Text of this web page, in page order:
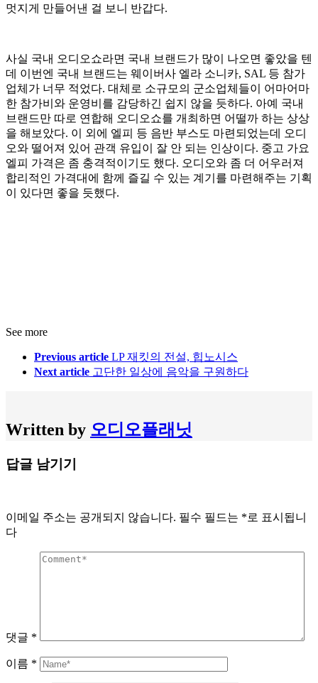
멋지게 만들어낸 걸 보니 반갑다.
사실 국내 오디오쇼라면 국내 브랜드가 많이 나오면 좋았을 텐
데 이번엔 국내 브랜드는 웨이버사 엘라 소니카, SAL 등 참가
업체가 너무 적었다. 대체로 소규모의 군소업체들이 어마어마
한 참가비와 운영비를 감당하긴 쉽지 않을 듯하다. 아예 국내
브랜드만 따로 연합해 오디오쇼를 개최하면 어떨까 하는 상상
을 해보았다. 이 외에 엘피 등 음반 부스도 마련되었는데 오디
오와 떨어져 있어 관객 유입이 잘 안 되는 인상이다. 중고 가요
엘피 가격은 좀 충격적이기도 했다. 오디오와 좀 더 어우러져
합리적인 가격대에 함께 즐길 수 있는 계기를 마련해주는 기획
이 있다면 좋을 듯했다.
See more
Previous article ​LP 재킷의 전설, 힙노시스
Next article 고단한 일상에 음악을 구원하다
Written by 오디오플래닛
답글 남기기
이메일 주소는 공개되지 않습니다. 필수 필드는 *로 표시됩니
다
댓글 *
이름 *